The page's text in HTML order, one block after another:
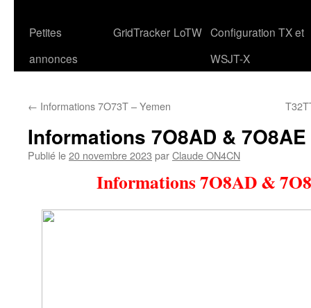
Petites
annonces
GridTracker LoTW Configuration TX et
WSJT-X
← Informations 7O73T – Yemen
Informations 7O8AD &
Publié le20 novembre 2023 parClaude ON4CN
Informations 7O8AD &